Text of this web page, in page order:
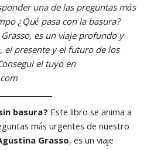
una de las preguntas más
¿Qué pasa con la basura?
es un viaje profundo y
presente y el futuro de los
el tuyo en
basura? Este libro se anima a
más urgentes de nuestro
Grasso, es un viaje